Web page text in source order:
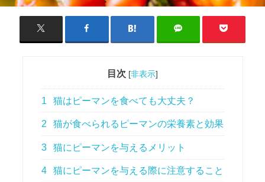
目次 [非表示]
1 猫はピーマンを食べても大丈夫？
2 猫が食べられるピーマンの栄養素と効果
3 猫にピーマンを与えるメリット
4 猫にピーマンを与える際に注意すること